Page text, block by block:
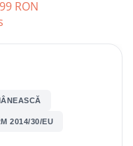
RON
2014/30/EU